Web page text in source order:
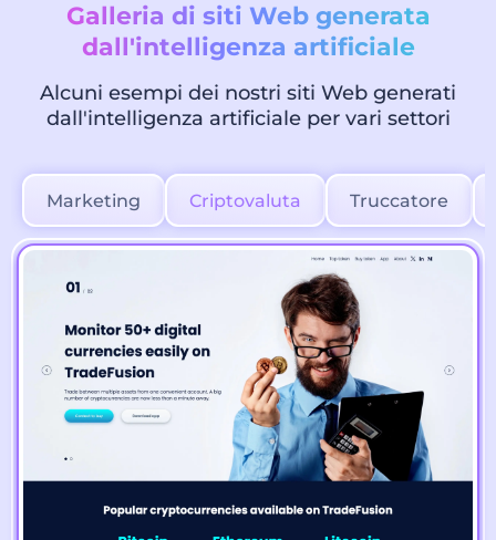
Galleria di siti Web generata
dall'intelligenza artificiale
Alcuni esempi dei nostri siti Web generati
dall'intelligenza artificiale per vari settori
Marketing Criptovaluta Truccatore